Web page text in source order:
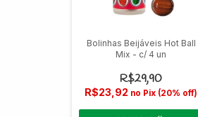
Bolinhas Beijáveis Hot Ball
Mix - c/ 4 un
R$29,90
R$23,92 no Pix (20% off)